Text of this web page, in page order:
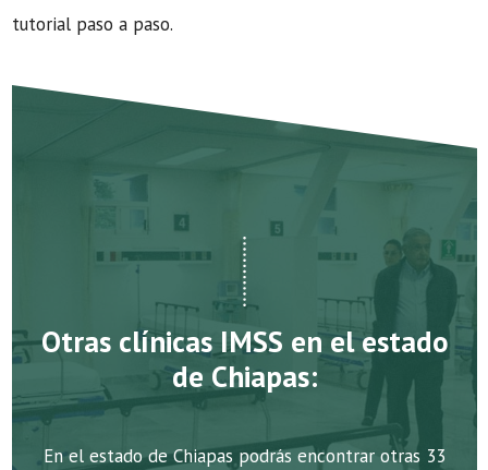
tutorial paso a paso.
Otras clínicas IMSS en el estado
de Chiapas:
En el estado de Chiapas podrás encontrar otras 33